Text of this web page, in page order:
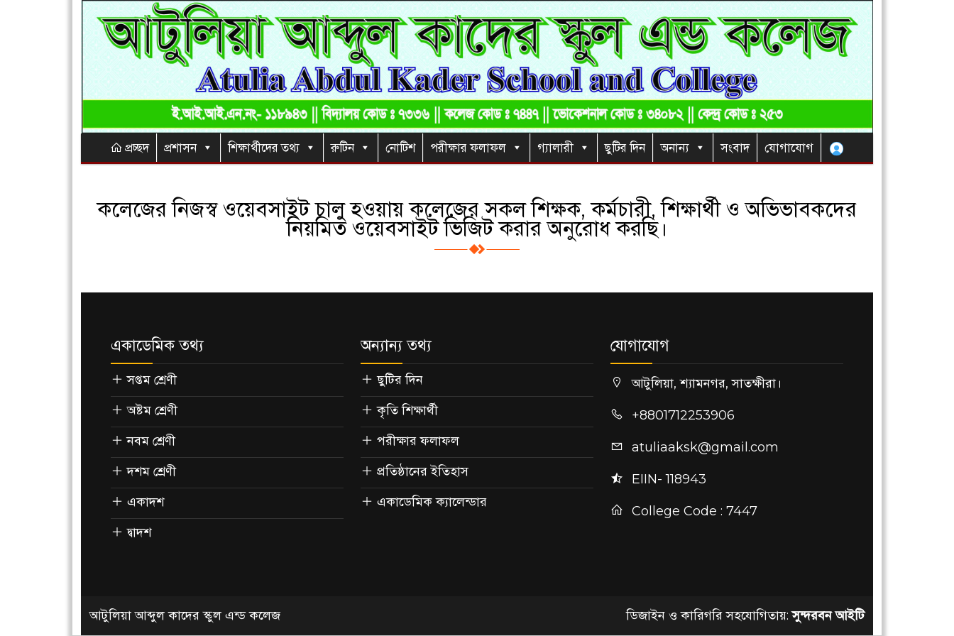
প্রচ্ছদ প্রশাসন শিক্ষার্থীদের তথ্য রুটিন নোটিশ পরীক্ষার ফলাফল গ্যালারী ছুটির দিন অনান্য সংবাদ যোগাযোগ
কলেজের নিজস্ব ওয়েবসাইট চালু হওয়ায় কলেজের সকল শিক্ষক, কর্মচারী, শিক্ষার্থী ও অভিভাবকদের
নিয়মিত ওয়েবসাইট ভিজিট করার অনুরোধ করছি।
একাডেমিক তথ্য
সপ্তম শ্রেণী
অষ্টম শ্রেণী
নবম শ্রেণী
দশম শ্রেণী
একাদশ
দ্বাদশ
অন্যান্য তথ্য
ছুটির দিন
কৃতি শিক্ষার্থী
পরীক্ষার ফলাফল
প্রতিষ্ঠানের ইতিহাস
একাডেমিক ক্যালেন্ডার
যোগাযোগ
আটুলিয়া, শ্যামনগর, সাতক্ষীরা।
+8801712253906
atuliaaksk@gmail.com
EIIN- 118943
College Code : 7447
আটুলিয়া আব্দুল কাদের স্কুল এন্ড কলেজ ডিজাইন ও কারিগরি সহযোগিতায়:সুন্দরবন আইটি